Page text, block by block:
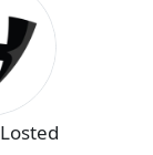
Losted